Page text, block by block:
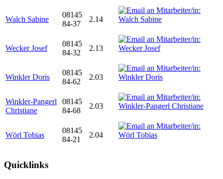
Walch Sabine
08145
84-37
2.14
Wecker Josef
08145
84-32
2.13
Winkler Doris
08145
84-62
2.03
Winkler-Pangerl
Christiane
08145
84-68
2.03
Wörl Tobias
08145
84-21
2.04
Quicklinks